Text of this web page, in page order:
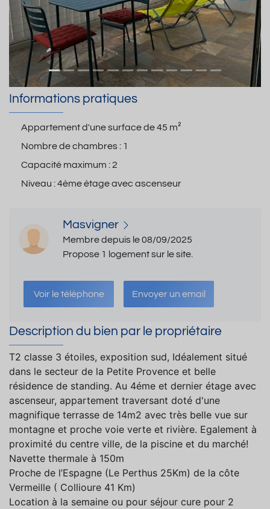
Informations pratiques
Appartement d'une surface de45 m²
Nombre de chambres : 1
Capacité maximum :2
Niveau :4ème étage avec ascenseur
Masvigner
Membre depuis le 08/09/2025
Propose 1 logement sur le site.
Voir le téléphone Envoyer un email
Description du bien par le propriétaire
T2 classe 3 étoiles, exposition sud, Idéalement situé
dans le secteur de la Petite Provence et belle
résidence de standing. Au 4éme et dernier étage avec
ascenseur, appartement traversant doté d'une
magnifique terrasse de 14m2 avec très belle vue sur
montagne et proche voie verte et rivière. Egalement à
proximité du centre ville, de la piscine et du marché!
Navette thermale à 150m
Proche de l’Espagne (Le Perthus 25Km) de la côte
Vermeille ( Collioure 41 Km)
Location à la semaine ou pour séjour cure pour 2